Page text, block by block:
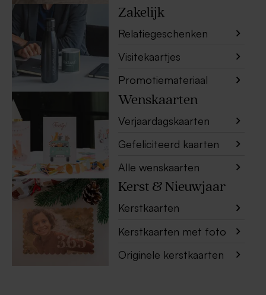
Zakelijk
Relatiegeschenken
Visitekaartjes
Promotiemateriaal
Wenskaarten
Verjaardagskaarten
Gefeliciteerd kaarten
Alle wenskaarten
Kerst & Nieuwjaar
Kerstkaarten
Kerstkaarten met foto
Originele kerstkaarten